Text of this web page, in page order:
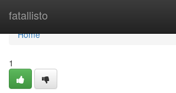
fatallisto
Home
Home
1